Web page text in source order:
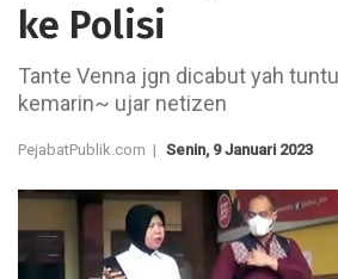
ke Polisi
Tante Venna jgn dicabut yah
kemarin~ ujar netizen
PejabatPublik.com | Senin, 9 Januari 2023